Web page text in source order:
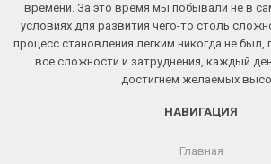
времени. За это время мы побывали не в
условиях для развития чего-то столь
процесс становления легким никогда не был,
все сложности и затруднения, каждый
достигнем желаемых
НАВИГАЦИЯ
Главная